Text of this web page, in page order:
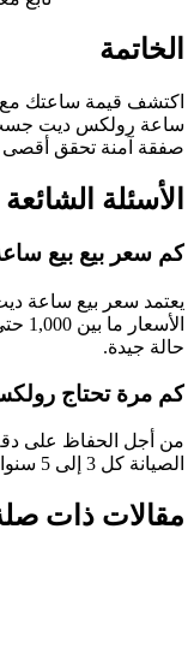
الخاتمة
اكتشف قيمة ساعتك مع
صفقة آمنة تحقق أقصى
الأسئلة الشائعة
كم سعر بيع بيع
يعتمد سعر بيع ساعة
حالة جيدة.
كم مرة تحتاج
من أجل الحفاظ على
الصيانة كل 3 إلى 5 سنوات لدى مراكز معتمدة.
مقالات ذات